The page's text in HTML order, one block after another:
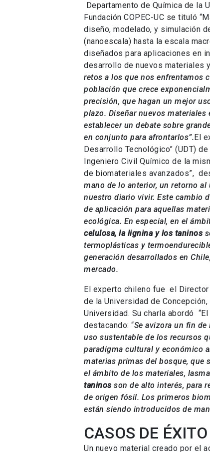
Departamento de Química de la
Fundación COPEC-UC se tituló
diseño, modelado, y simulación
(nanoescala) hasta la escala
diseñados para aplicaciones en
desarrollo de nuevos materiales
retos a los que nos enfrentamos
población que crece
precisión, que hagan un mejor
plazo. Diseñar nuevos
establecer un debate sobre
en conjunto para afrontarlos”.El
Desarrollo Tecnológico” (UDT)
Ingeniero Civil Químico de la
de biomateriales avanzados”,
mano de lo anterior, un retorno
nuestro diario vivir. Este cambio
de aplicación para aquellas
ecológica. En especial, en el
celulosa, la lignina y los taninos
termoplásticas y
generación desarrollados en
mercado.
El experto chileno fue el Director
de la Universidad de Concepción,
Universidad. Su charla abordó
destacando: “Se avizora un fin
uso sustentable de los recursos
paradigma cultural y económico
materias primas del bosque, que
el ámbito de los materiales,
taninos son de alto interés, para
de origen fósil. Los primeros
están siendo introducidos de
CASOS DE ÉXITO
Un nuevo material creado por el